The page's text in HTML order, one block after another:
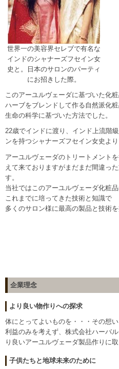
世界一の美容界セレブで有名な
インドのシャナーズフセイン女
史と。日本のサロンのパーティ
にお招きした際。
このアーユルヴェーダに基づいた化
ハーブをブレンドして作る自然派化粧
生命の科学に基づいた方法でした。
22歳でインドに渡り、インド上流階
ンを持つシャナーズフセイン女史よ
アーユルヴェーダのトリートメント
えて来ておりますがまだまだ間違っ
す。
当社ではこのアーユルヴェーダ化粧品
これまでに培ってきた技術と知識で
多くのサロン様に最高の製品と技術
企業理念
より良い物作りへの探求
体にとってよいものを・・・その想
利益のみを考えず、株式会社ハーバ
り良いアーユルヴェーダ製品作りに取
子供たちと地球未来のために